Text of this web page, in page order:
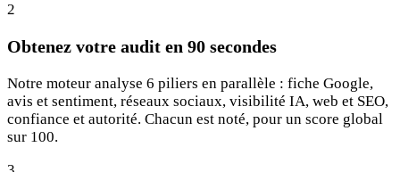
2
Obtenez votre audit en 90 secondes
Notre moteur analyse 6 piliers en parallèle : fiche Google,
avis et sentiment, réseaux sociaux, visibilité IA, web et SEO,
confiance et autorité. Chacun est noté, pour un score global
sur 100.